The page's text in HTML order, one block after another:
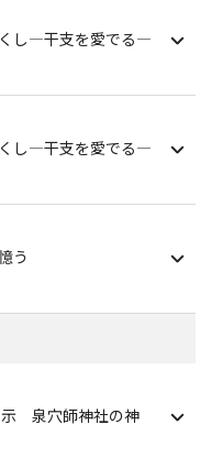
し―干支を愛でる―
し―干支を愛でる―
う
示 泉穴師神社の神